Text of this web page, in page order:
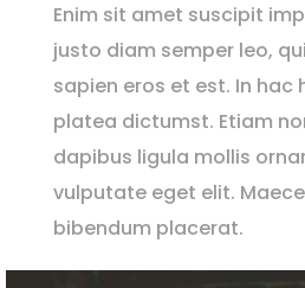
Enim sit amet suscipit
justo diam semper leo,
sapien eros et est. In hac
platea dictumst. Etiam
dapibus ligula mollis
vulputate eget elit.
bibendum placerat.